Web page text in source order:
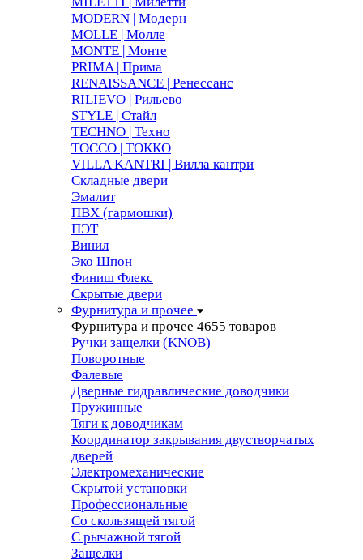
MODERN | Модерн
MOLLE | Молле
MONTE | Монте
PRIMA | Прима
RENAISSANCE | Ренессанс
RILIEVO | Рильево
STYLE | Стайл
TECHNO | Техно
TOCCO | ТОККО
VILLA KANTRI | Вилла кантри
Складные двери
Эмалит
ПВХ (гармошки)
ПЭТ
Винил
Эко Шпон
Финиш Флекс
Скрытые двери
Фурнитура и прочее
Фурнитура и прочее 4655 товаров
Ручки защелки (KNOB)
Поворотные
Фалевые
Дверные гидравлические доводчики
Пружинные
Тяги к доводчикам
Координатор закрывания двустворчатых
дверей
Электромеханические
Скрытой установки
Профессиональные
Со скользящей тягой
С рычажной тягой
Защелки